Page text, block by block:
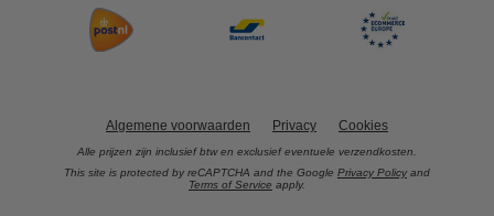
Algemene voorwaarden Privacy Cookies
Alle prijzen zijn inclusief btw en exclusief eventuele verzendkosten.
This site is protected by reCAPTCHA and the Google Privacy Policy and
Terms of Service apply.